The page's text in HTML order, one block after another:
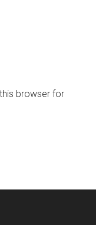
browser for